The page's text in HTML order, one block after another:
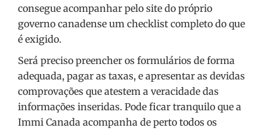
consegue acompanhar pelo site do próprio
governo canadense um checklist completo do que
é exigido.
Será preciso preencher os formulários de forma
adequada, pagar as taxas, e apresentar as devidas
comprovações que atestem a veracidade das
informações inseridas. Pode ficar tranquilo que a
Immi Canada acompanha de perto todos os